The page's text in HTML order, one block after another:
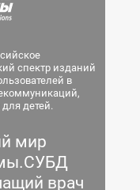
спектр изданий
в
детей.
мир
врач